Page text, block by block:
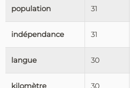
population 31
indépendance 31
langue 30
kilomètre 30